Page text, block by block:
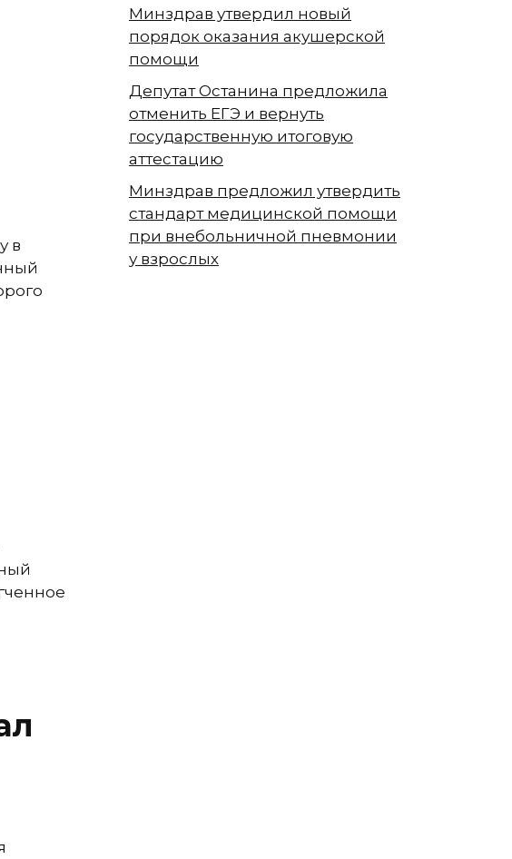
в
Минздрав утвердил новый
порядок оказания акушерской
помощи
Депутат Останина предложила
отменить ЕГЭ и вернуть
государственную итоговую
аттестацию
Минздрав предложил утвердить
стандарт медицинской помощи
при внебольничной пневмонии
у взрослых